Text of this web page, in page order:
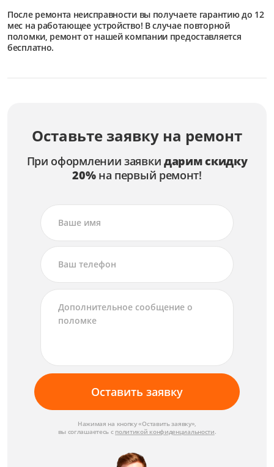
После ремонта неисправности вы получаете гарантию до 12
мес на работающее устройство! В случае повторной
поломки, ремонт от нашей компании предоставляется
бесплатно.
Оставьте заявку на ремонт
При оформлении заявки дарим скидку
20%на первый ремонт!
Оставить заявку
Нажимая на кнопку «Оставить заявку»,
вы соглашаетесь с политикой конфиденциальности.